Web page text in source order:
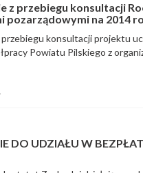
z przebiegu konsultacji
pozarządowymi na 2014
konsultacji projektu
Powiatu Pilskiego z
DO UDZIAŁU W